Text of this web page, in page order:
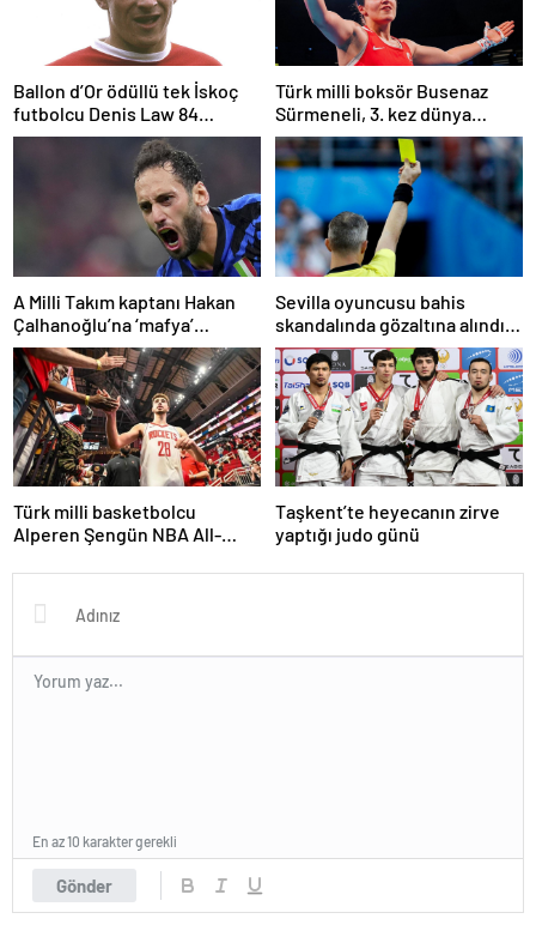
Ballon d’Or ödüllü tek İskoç
futbolcu Denis Law 84
yaşında öldü
Türk milli boksör Busenaz
Sürmeneli, 3. kez dünya
şampiyonu oldu
A Milli Takım kaptanı Hakan
Çalhanoğlu’na ‘mafya’
soruşturmasında ceza
Sevilla oyuncusu bahis
skandalında gözaltına alındı:
Son dakikalarda sarı kart
görmüş
Türk milli basketbolcu
Alperen Şengün NBA All-
Taşkent’te heyecanın zirve
yaptığı judo günü
Gönder
En az 10 karakter gerekli